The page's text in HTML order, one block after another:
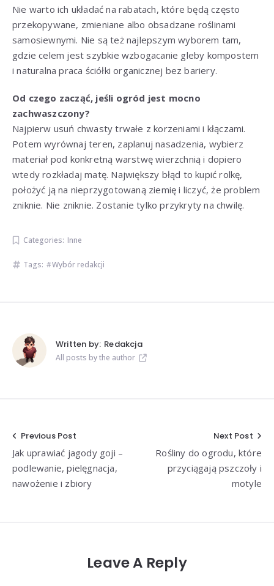
Nie warto ich układać na rabatach, które będą często
przekopywane, zmieniane albo obsadzane roślinami
samosiewnymi. Nie są też najlepszym wyborem tam,
gdzie celem jest szybkie wzbogacanie gleby kompostem
i naturalna praca ściółki organicznej bez bariery.
Od czego zacząć, jeśli ogród jest mocno
zachwaszczony?
Najpierw usuń chwasty trwałe z korzeniami i kłączami.
Potem wyrównaj teren, zaplanuj nasadzenia, wybierz
materiał pod konkretną warstwę wierzchnią i dopiero
wtedy rozkładaj matę. Największy błąd to kupić rolkę,
położyć ją na nieprzygotowaną ziemię i liczyć, że problem
zniknie. Nie zniknie. Zostanie tylko przykryty na chwilę.
Categories: Inne
Tags: Wybór redakcji
Written by: Redakcja
All posts by the author
Nawigacja
wpisu
Previous Post
Jak uprawiać jagody goji –
podlewanie, pielęgnacja,
nawożenie i zbiory
Next Post
Rośliny do ogrodu, które
przyciągają pszczoły i
motyle
Leave A Reply